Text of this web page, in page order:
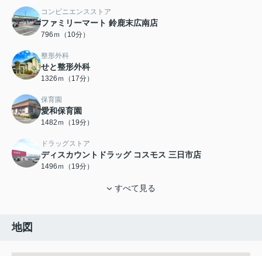
コンビニエンスストア
ファミリーマート 鈴鹿末広南店
796ｍ（10分）
整形外科
せと整形外科
1326ｍ（17分）
保育園
愛和保育園
1482ｍ（19分）
ドラッグストア
ディスカウントドラッグ コスモス 三日市店
1496ｍ（19分）
すべて見る
地図